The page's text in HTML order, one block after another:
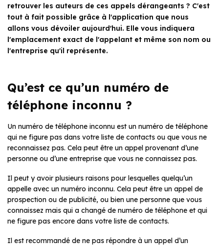
retrouver les auteurs de ces appels dérangeants ? C'est
tout à fait possible grâce à l'application que nous
allons vous dévoiler aujourd'hui. Elle vous indiquera
l'emplacement exact de l'appelant et même son nom ou
l'entreprise qu'il représente.
Qu’est ce qu’un numéro de
téléphone inconnu ?
Un numéro de téléphone inconnu est un numéro de téléphone
qui ne figure pas dans votre liste de contacts ou que vous ne
reconnaissez pas. Cela peut être un appel provenant d’une
personne ou d’une entreprise que vous ne connaissez pas.
Il peut y avoir plusieurs raisons pour lesquelles quelqu’un
appelle avec un numéro inconnu. Cela peut être un appel de
prospection ou de publicité, ou bien une personne que vous
connaissez mais qui a changé de numéro de téléphone et qui
ne figure pas encore dans votre liste de contacts.
Il est recommandé de ne pas répondre à un appel d’un